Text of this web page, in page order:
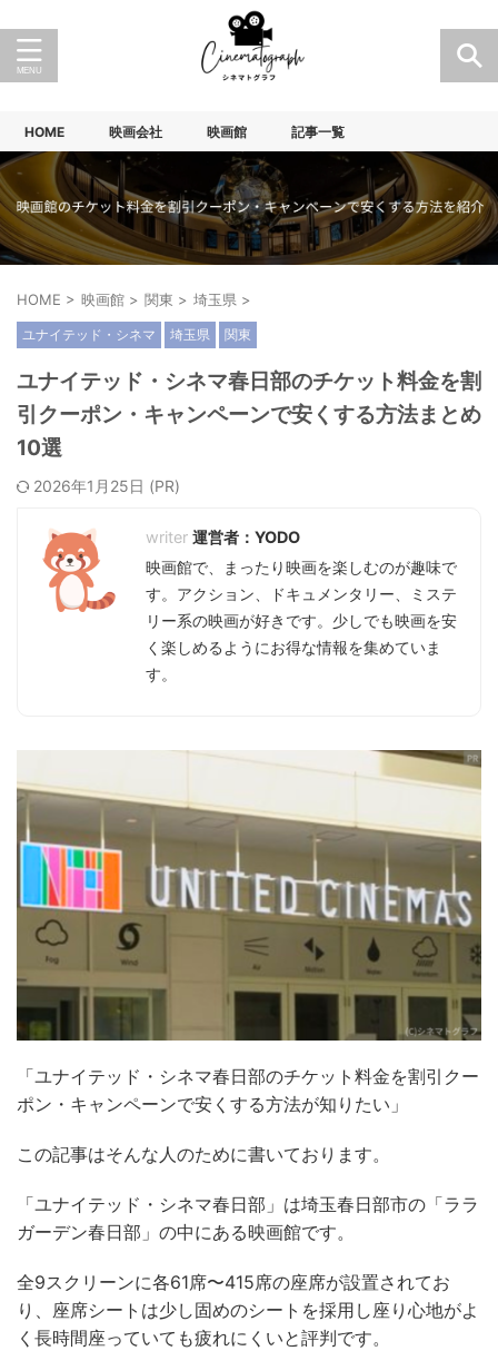
HOME 映画会社 映画館 記事一覧
HOME > 映画館 > 関東 > 埼玉県 >
ユナイテッド・シネマ 埼玉県 関東
ユナイテッド・シネマ春日部のチケット料金を割
引クーポン・キャンペーンで安くする方法まとめ
10選
2026年1月25日
運営者：YODO
映画館で、まったり映画を楽しむのが趣味で
す。アクション、ドキュメンタリー、ミステ
リー系の映画が好きです。少しでも映画を安
く楽しめるようにお得な情報を集めていま
す。
「ユナイテッド・シネマ春日部のチケット料金を割引クー
ポン・キャンペーンで安くする方法が知りたい」
この記事はそんな人のために書いております。
「ユナイテッド・シネマ春日部」は埼玉春日部市の「ララ
ガーデン春日部」の中にある映画館です。
全9スクリーンに各61席〜415席の座席が設置されてお
り、座席シートは少し固めのシートを採用し座り心地がよ
く長時間座っていても疲れにくいと評判です。